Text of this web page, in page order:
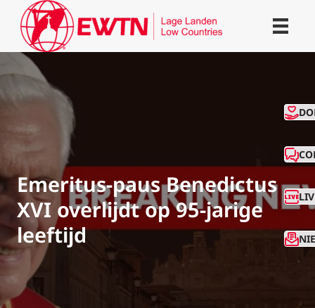
Emeritus-paus Benedictus
XVI overlijdt op 95-jarige
leeftijd